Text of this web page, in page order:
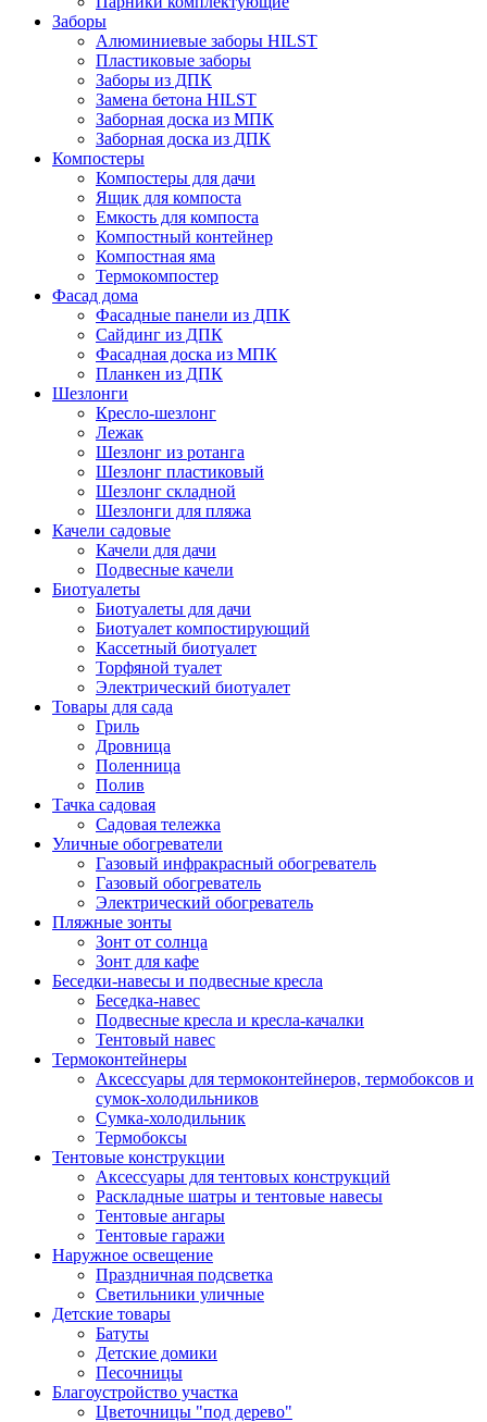
Заборы
Алюминиевые заборы HILST
Пластиковые заборы
Заборы из ДПК
Замена бетона HILST
Заборная доска из МПК
Заборная доска из ДПК
Компостеры
Компостеры для дачи
Ящик для компоста
Емкость для компоста
Компостный контейнер
Компостная яма
Термокомпостер
Фасад дома
Фасадные панели из ДПК
Сайдинг из ДПК
Фасадная доска из МПК
Планкен из ДПК
Шезлонги
Кресло-шезлонг
Лежак
Шезлонг из ротанга
Шезлонг пластиковый
Шезлонг складной
Шезлонги для пляжа
Качели садовые
Качели для дачи
Подвесные качели
Биотуалеты
Биотуалеты для дачи
Биотуалет компостирующий
Кассетный биотуалет
Торфяной туалет
Электрический биотуалет
Товары для сада
Гриль
Дровница
Поленница
Полив
Тачка садовая
Садовая тележка
Уличные обогреватели
Газовый инфракрасный обогреватель
Газовый обогреватель
Электрический обогреватель
Пляжные зонты
Зонт от солнца
Зонт для кафе
Беседки-навесы и подвесные кресла
Беседка-навес
Подвесные кресла и кресла-качалки
Тентовый навес
Термоконтейнеры
Аксессуары для термоконтейнеров, термобоксов и
сумок-холодильников
Сумка-холодильник
Термобоксы
Тентовые конструкции
Аксессуары для тентовых конструкций
Раскладные шатры и тентовые навесы
Тентовые ангары
Тентовые гаражи
Наружное освещение
Праздничная подсветка
Светильники уличные
Детские товары
Батуты
Детские домики
Песочницы
Благоустройство участка
Цветочницы "под дерево"